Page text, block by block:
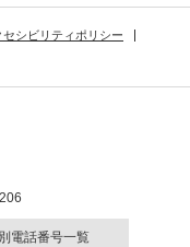
セシビリティポリシー
電話番号一覧